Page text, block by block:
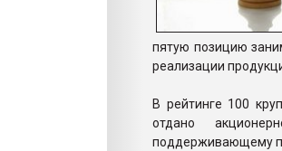
пятую позицию
реализации
В рейтинге 100
отдано
поддерживающему